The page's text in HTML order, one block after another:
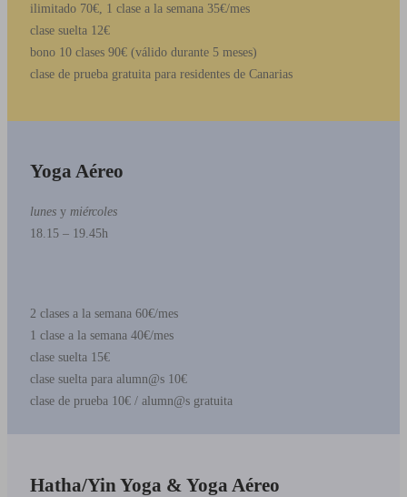
ilimitado 70€, 1 clase a la semana 35€/mes
clase suelta 12€
bono 10 clases 90€ (válido durante 5 meses)
clase de prueba gratuita para residentes de Canarias
Yoga Aéreo
lunes y miércoles
18.15 – 19.45h
2 clases a la semana 60€/mes
1 clase a la semana 40€/mes
clase suelta 15€
clase suelta para alumn@s 10€
clase de prueba 10€ / alumn@s gratuita
Hatha/Yin Yoga & Yoga Aéreo